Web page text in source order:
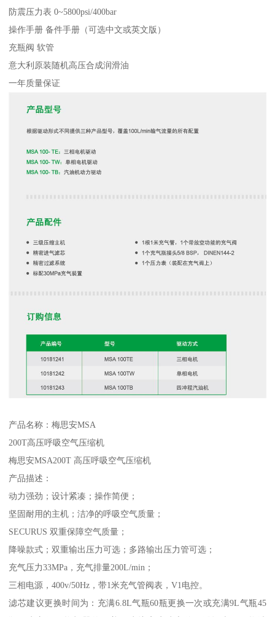
防震压力表 0~5800psi/400bar
操作手册 备件手册（可选中文或英文版）
充瓶阀 软管
意大利原装随机高压合成润滑油
一年质量保证
产品名称：梅思安MSA
200T高压呼吸空气压缩机
梅思安MSA200T 高压呼吸空气压缩机
产品描述：
动力强劲；设计紧凑；操作简便；
坚固耐用的主机；洁净的呼吸空气质量；
SECURUS 双重保障空气质量；
降噪款式；双重输出压力可选；多路输出压力管可选；
充气压力33MPa，充气排量200L/min；
三相电源，400v/50Hz，带1米充气管阀表，V1电控。
滤芯建议更换时间为：充满6.8L气瓶60瓶更换一次或充满9L气瓶45